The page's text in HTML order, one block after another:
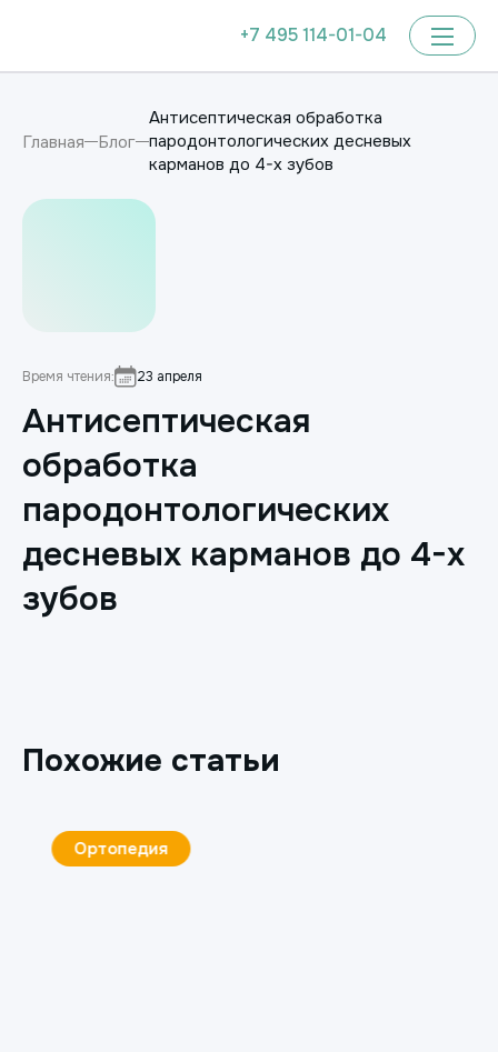
+7 495 114-01-04
Главная Блог
Антисептическая обработка
пародонтологических десневых
карманов до 4-х зубов
Время чтения: 23 апреля
Антисептическая
обработка
пародонтологических
десневых карманов до 4-х
зубов
Похожие статьи
Ортопедия